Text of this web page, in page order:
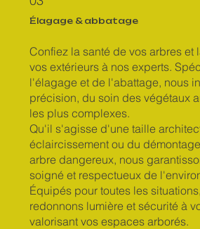
Élagage & abbatage
Confiez la santé de vos arbres et
vos extérieurs à nos experts.
l'élagage et de l'abattage, nous
précision, du soin des végétaux
les plus complexes.
Qu'il s'agisse d'une taille
éclaircissement ou du
arbre dangereux, nous
soigné et respectueux de
Équipés pour toutes les
redonnons lumière et sécurité à
valorisant vos espaces arborés.